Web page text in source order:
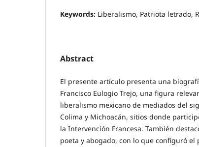
Keywords: Liberalismo, Patriota letrado,
Abstract
El presente artículo presenta una
Francisco Eulogio Trejo, una figura
liberalismo mexicano de mediados del
Colima y Michoacán, sitios donde
la Intervención Francesa. También
poeta y abogado, con lo que configuró